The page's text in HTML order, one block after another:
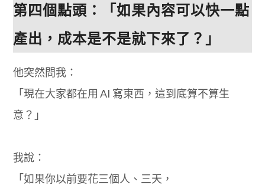
第四個點頭：「如果內容可以快一點
產出，成本是不是就下來了？」
他突然問我：
「現在大家都在用 AI 寫東西，這到底算不算生
意？」
我說：
「如果你以前要花三個人、三天，